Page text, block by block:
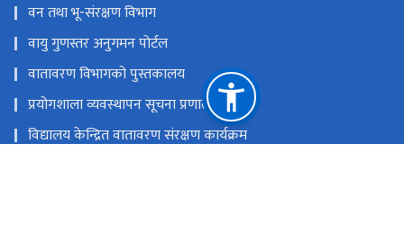
वन तथा भू-संरक्षण विभाग
वायु गुणस्तर अनुगमन पोर्टल
वातावरण विभागको पुस्तकालय
प्रयोगशाला व्यवस्थापन सूचना प्रणाली
विद्यालय केन्द्रित वातावरण संरक्षण कार्यक्रम